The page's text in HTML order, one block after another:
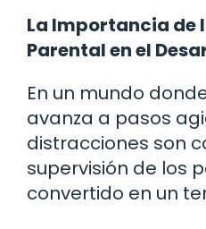
La Importancia de
Parental en el
En un mundo
avanza a pasos
distracciones son
supervisión de los
convertido en un